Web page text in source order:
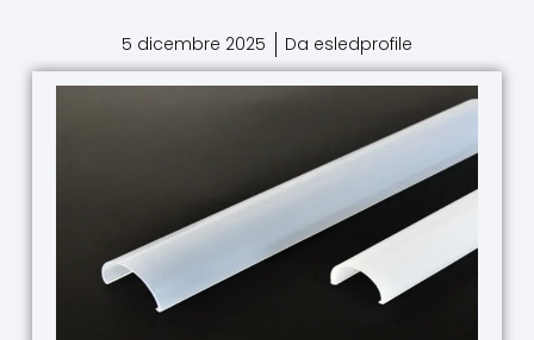
5 dicembre 2025 Da esledprofile